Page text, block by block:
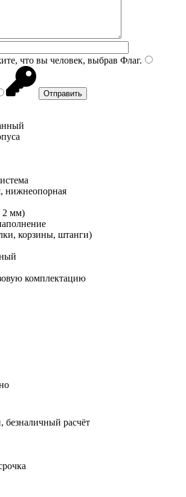
что вы человек, выбрав Флаг.
нижнеопорная
мм)
корзины, штанги)
комплектацию
расчёт